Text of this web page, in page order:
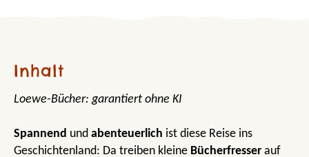
Inhalt
Loewe-Bücher: garantiert ohne KI
Spannend und abenteuerlich ist diese Reise ins
Geschichtenland: Da treiben kleine Bücherfresser auf